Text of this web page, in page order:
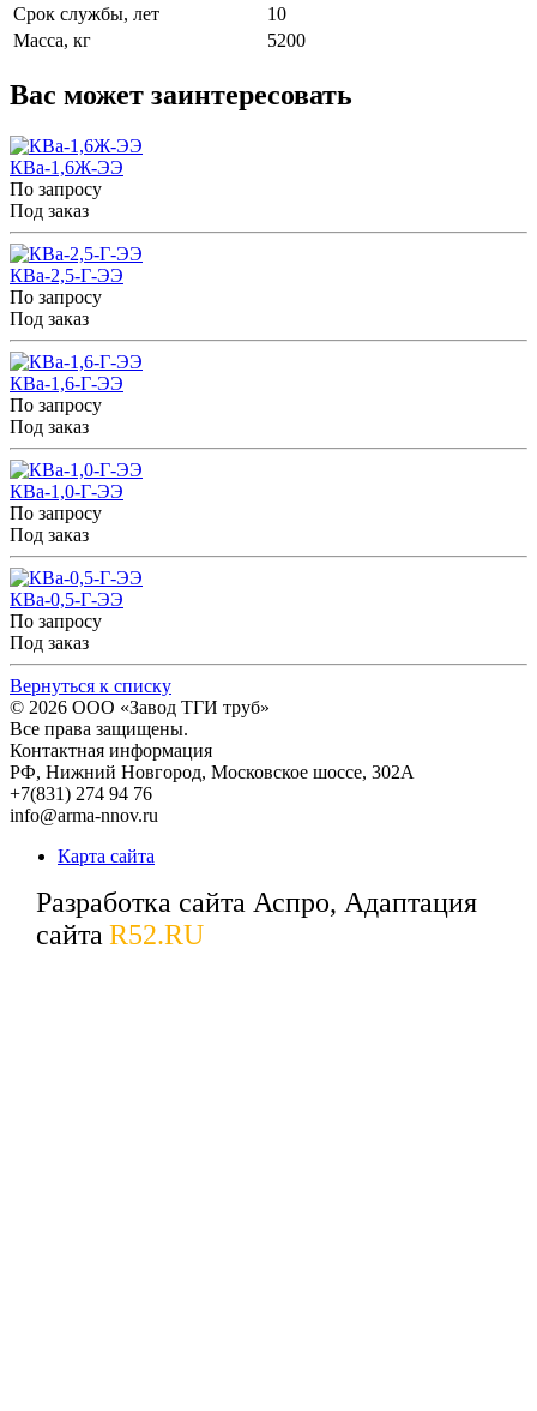
Срок службы, лет
10
Масса, кг
5200
Вас может заинтересовать
КВа-1,6Ж-ЭЭ
По запросу
Под заказ
КВа-2,5-Г-ЭЭ
По запросу
Под заказ
КВа-1,6-Г-ЭЭ
По запросу
Под заказ
КВа-1,0-Г-ЭЭ
По запросу
Под заказ
КВа-0,5-Г-ЭЭ
По запросу
Под заказ
Вернуться к списку
© 2026 ООО «Завод ТГИ труб»
Все права защищены.
Контактная информация
РФ, Нижний Новгород, Московское шоссе, 302А
+7(831) 274 94 76
info@arma-nnov.ru
Карта сайта
Разработка сайта Аспро, Адаптация
сайта R52.RU